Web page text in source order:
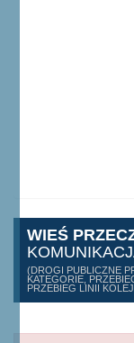
WIEŚ
(DROGI PUBLICZNE
KATEGORIE,
PRZEBIEG LINII